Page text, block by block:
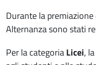
Durante la
Alternanza sono stati
Per la categoriaLicei,